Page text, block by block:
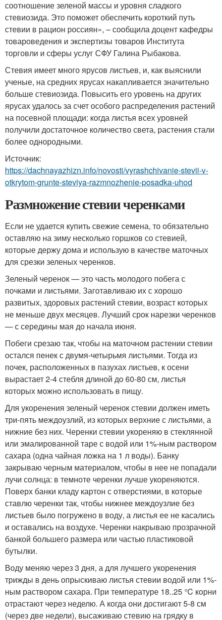
соотношение зеленой массы и уровня сладкого
стевиозида. Это поможет обеспечить короткий путь
стевии в рацион россиян», – сообщила доцент кафедры
товароведения и экспертизы товаров Института
торговли и сферы услуг СФУ Галина Рыбакова.
Стевия имеет много ярусов листьев, и, как выяснили
ученые, на средних ярусах накапливается значительно
больше стевиозида. Повысить его уровень на других
ярусах удалось за счет особого распределения растений
на посевной площади: когда листья всех уровней
получили достаточное количество света, растения стали
более однородными.
Источник:
https://dachnayazhizn.info/novosti/vyrashchivanie-stevii-v-
otkrytom-grunte-steviya-razmnozhenie-posadka-uhod
Размножение стевии черенками
Если не удается купить свежие семена, то обязательно
оставляю на зиму несколько горшков со стевией,
которые держу дома и использую в качестве маточных
для срезки зеленых черенков.
Зеленый черенок — это часть молодого побега с
почками и листьями. Заготавливаю их с хорошо
развитых, здоровых растений стевии, возраст которых
не меньше двух месяцев. Лучший срок нарезки черенков
— с середины мая до начала июня.
Побеги срезаю так, чтобы на маточном растении стевии
остался пенек с двумя-четырьмя листьями. Тогда из
почек, расположенных в пазухах листьев, к осени
вырастает 2-4 стебля длиной до 60-80 см, листья
которых можно использовать в пищу.
Для укоренения зеленый черенок стевии должен иметь
три-пять междоузлий, из которых верхние с листьями, а
нижние без них. Черенки стевии укореняю в стеклянной
или эмалированной таре с водой или 1%-ным раствором
сахара (одна чайная ложка на 1 л воды). Банку
закрываю черным материалом, чтобы в нее не попадали
лучи солнца: в темноте черенки лучше укореняются.
Поверх банки кладу картон с отверстиями, в которые
ставлю черенки так, чтобы нижнее междоузлие без
листьев было погружено в воду, а листья ее не касались
и оставались на воздухе. Черенки накрываю прозрачной
банкой большего размера или частью пластиковой
бутылки.
Воду меняю через 3 дня, а для лучшего укоренения
трижды в день опрыскиваю листья стевии водой или 1%-
ным раствором сахара. При температуре 18..25 °C корни
отрастают через неделю. А когда они достигают 5-8 см
(через две недели), высаживаю стевию на грядку в